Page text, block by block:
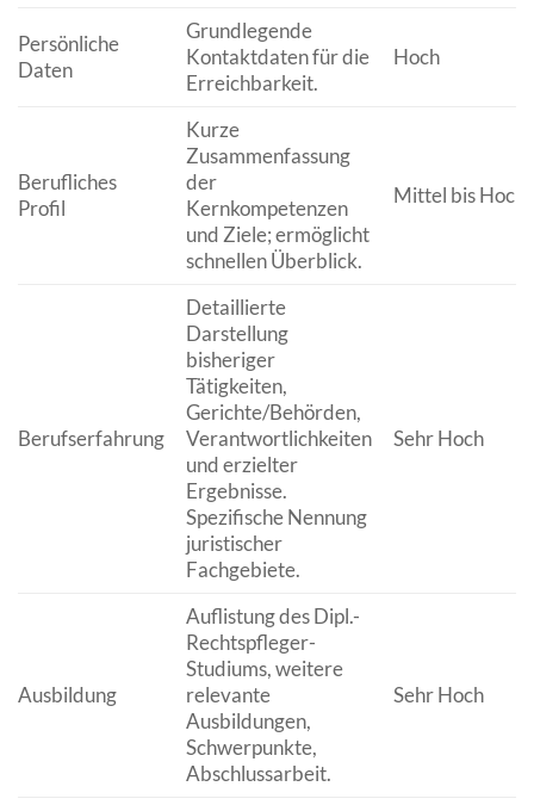
Persönliche
Daten
Grundlegende
Kontaktdaten für die
Erreichbarkeit.
Hoch
Berufliches
Profil
Kurze
Zusammenfassung
der
Kernkompetenzen
und Ziele; ermöglicht
schnellen Überblick.
Mittel bis Hoch
Berufserfahrung
Detaillierte
Darstellung
bisheriger
Tätigkeiten,
Gerichte/Behörden,
Verantwortlichkeiten
und erzielter
Ergebnisse.
Spezifische Nennung
juristischer
Fachgebiete.
Sehr Hoch
Ausbildung
Auflistung des Dipl.-
Rechtspfleger-
Studiums, weitere
relevante
Ausbildungen,
Schwerpunkte,
Abschlussarbeit.
Sehr Hoch